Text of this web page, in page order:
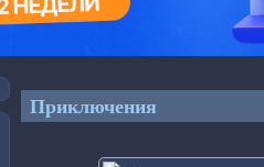
Приключения